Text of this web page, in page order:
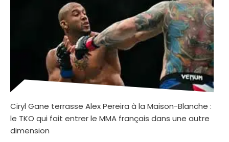
Ciryl Gane terrasse Alex Pereira à la Maison-Blanche :
le TKO qui fait entrer le MMA français dans une autre
dimension